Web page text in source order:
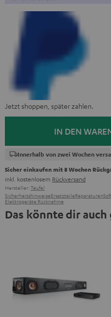
Jetzt shoppen, später zahlen.
IN DEN
Innerhalb von zwei Wochen
Sicher einkaufen mit 8 Wochen
inkl. kostenlosem Rückversand
Hersteller: Teufel
SicherheitshinweiseErsatzteileReparaturen
Elektrogeräte Rücknahme
Das könnte dir auch